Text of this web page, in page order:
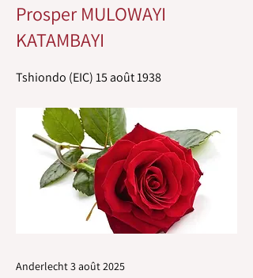
Prosper MULOWAYI
KATAMBAYI
Tshiondo (EIC) 15 août 1938
Anderlecht 3 août 2025